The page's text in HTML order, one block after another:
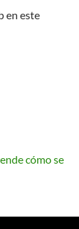
en este
cómo se